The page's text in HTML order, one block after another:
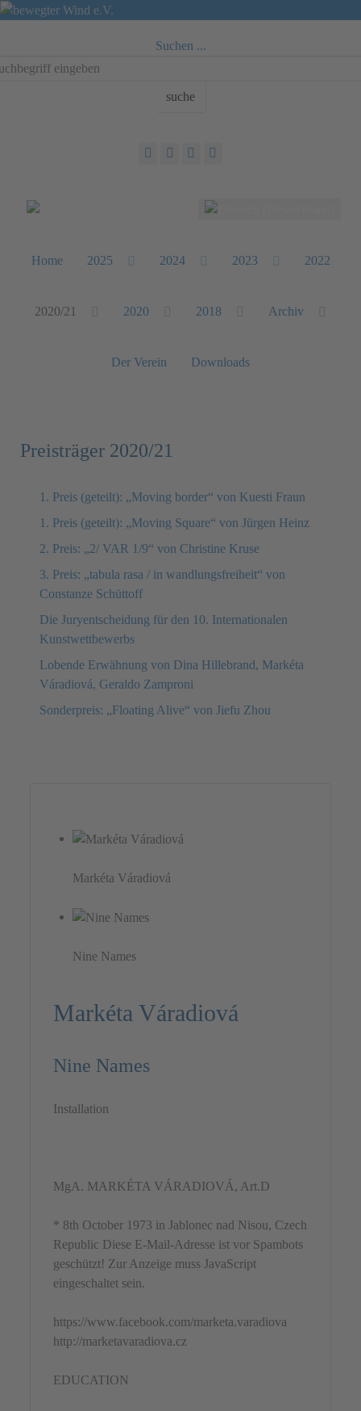
Suchen ...
suche
Sprache auswählen
Home 2025 2024 2023 2022
2020/21 2020 2018 Archiv
Der Verein Downloads
Preisträger 2020/21
1. Preis (geteilt): „Moving border“ von Kuesti Fraun
1. Preis (geteilt): „Moving Square“ von Jürgen Heinz
2. Preis: „2/ VAR 1/9“ von Christine Kruse
3. Preis: „tabula rasa / in wandlungsfreiheit“ von
Constanze Schüttoff
Die Juryentscheidung für den 10. Internationalen
Kunstwettbewerbs
Lobende Erwähnung von Dina Hillebrand, Markéta
Váradiová, Geraldo Zamproni
Sonderpreis: „Floating Alive“ von Jiefu Zhou
Markéta Váradiová
Nine Names
Markéta Váradiová
Nine Names
Installation
MgA. MARKÉTA VÁRADIOVÁ, Art.D
* 8th October 1973 in Jablonec nad Nisou, Czech
Republic Diese E-Mail-Adresse ist vor Spambots
geschützt! Zur Anzeige muss JavaScript
eingeschaltet sein.
https://www.facebook.com/marketa.varadiova
http://marketavaradiova.cz
EDUCATION